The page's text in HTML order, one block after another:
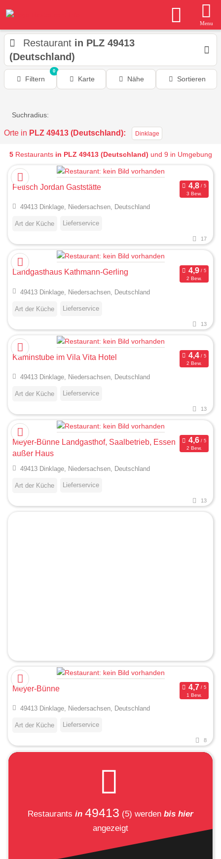
Menu
Restaurant in PLZ 49413
(Deutschland)
Filtern
0
Karte Nähe Sortieren
Suchradius:
Orte in PLZ 49413 (Deutschland): Dinklage
5Restaurants in PLZ 49413 (Deutschland) und 9 in Umgebung
Fetisch Jordan Gaststätte
3 Bew.
49413 Dinklage, Niedersachsen, Deutschland
Art der Küche Lieferservice
17
Landgasthaus Kathmann-Gerling
2 Bew.
49413 Dinklage, Niedersachsen, Deutschland
Art der Küche Lieferservice
13
Kaminstube im Vila Vita Hotel
2 Bew.
49413 Dinklage, Niedersachsen, Deutschland
Art der Küche Lieferservice
13
Meyer-Bünne Landgasthof, Saalbetrieb, Essen
außer Haus
2 Bew.
49413 Dinklage, Niedersachsen, Deutschland
Art der Küche Lieferservice
13
Meyer-Bünne
1 Bew.
49413 Dinklage, Niedersachsen, Deutschland
Art der Küche Lieferservice
8
Restaurants in 49413 (5) werden bis hier
angezeigt